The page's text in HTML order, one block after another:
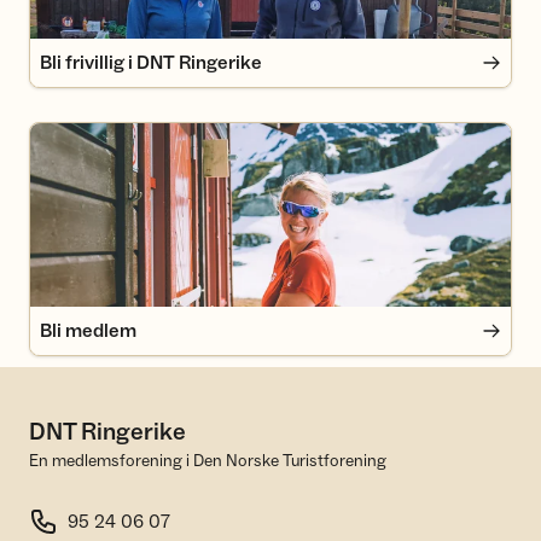
Bli frivillig i DNT Ringerike
Bli medlem
Bli medlem
DNT Ringerike
En medlemsforening i Den Norske Turistforening
95 24 06 07